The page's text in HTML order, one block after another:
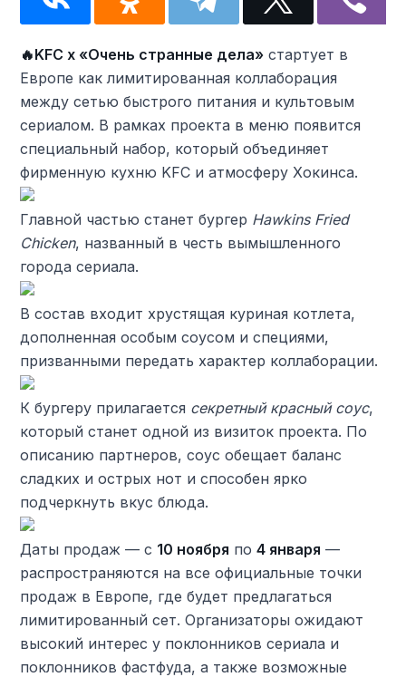
🔥KFC x «Очень странные дела» стартует в
Европе как лимитированная коллаборация
между сетью быстрого питания и культовым
сериалом. В рамках проекта в меню появится
специальный набор, который объединяет
фирменную кухню KFC и атмосферу Хокинса.
Главной частью станет бургер Hawkins Fried
Chicken, названный в честь вымышленного
города сериала.
В состав входит хрустящая куриная котлета,
дополненная особым соусом и специями,
призванными передать характер коллаборации.
К бургеру прилагается секретный красный соус,
который станет одной из визиток проекта. По
описанию партнеров, соус обещает баланс
сладких и острых нот и способен ярко
подчеркнуть вкус блюда.
Даты продаж — с 10 ноября по4 января —
распространяются на все официальные точки
продаж в Европе, где будет предлагаться
лимитированный сет. Организаторы ожидают
высокий интерес у поклонников сериала и
поклонников фастфуда, а также возможные